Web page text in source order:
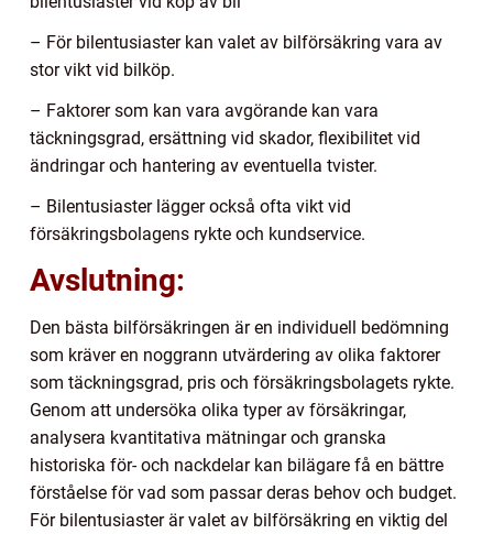
– För bilentusiaster kan valet av bilförsäkring vara av
stor vikt vid bilköp.
– Faktorer som kan vara avgörande kan vara
täckningsgrad, ersättning vid skador, flexibilitet vid
ändringar och hantering av eventuella tvister.
– Bilentusiaster lägger också ofta vikt vid
försäkringsbolagens rykte och kundservice.
Avslutning:
Den bästa bilförsäkringen är en individuell bedömning
som kräver en noggrann utvärdering av olika faktorer
som täckningsgrad, pris och försäkringsbolagets rykte.
Genom att undersöka olika typer av försäkringar,
analysera kvantitativa mätningar och granska
historiska för- och nackdelar kan bilägare få en bättre
förståelse för vad som passar deras behov och budget.
För bilentusiaster är valet av bilförsäkring en viktig del